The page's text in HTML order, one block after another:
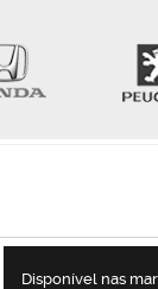
Disponível nas